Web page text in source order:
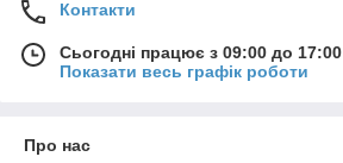
Контакти
Сьогодні працює з 09:00 до 17:00
Показати весь графік роботи
Про нас